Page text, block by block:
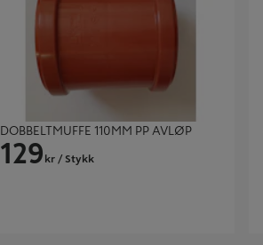
DOBBELTMUFFE 110MM PP AVLØP
129 kr / Stykk